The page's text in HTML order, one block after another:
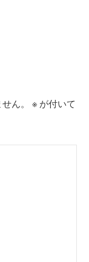
ん。 ※ が付いて